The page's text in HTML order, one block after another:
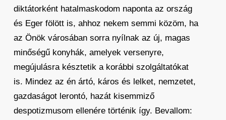
diktátorként hatalmaskodom naponta az ország
és Eger fölött is, ahhoz nekem semmi közöm, ha
az Önök városában sorra nyílnak az új, magas
minőségű konyhák, amelyek versenyre,
megújulásra késztetik a korábbi szolgáltatókat
is. Mindez az én ártó, káros és lelket, nemzetet,
gazdaságot lerontó, hazát kisemmiző
despotizmusom ellenére történik így. Bevallom: